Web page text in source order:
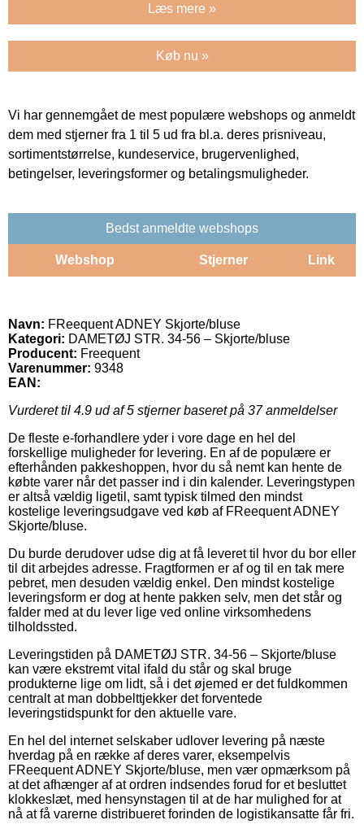
Læs mere »
Køb nu »
Vi har gennemgået de mest populære webshops og anmeldt
dem med stjerner fra 1 til 5 ud fra bl.a. deres prisniveau,
sortimentstørrelse, kundeservice, brugervenlighed,
betingelser, leveringsformer og betalingsmuligheder.
Bedst anmeldte webshops
Webshop Stjerner Link
Navn: FReequent ADNEY Skjorte/bluse
Kategori: DAMETØJ STR. 34-56 – Skjorte/bluse
Producent: Freequent
Varenummer: 9348
EAN:
Vurderet til 4.9 ud af 5 stjerner baseret på 37anmeldelser
De fleste e-forhandlere yder i vore dage en hel del
forskellige muligheder for levering. En af de populære er
efterhånden pakkeshoppen, hvor du så nemt kan hente de
købte varer når det passer ind i din kalender. Leveringstypen
er altså vældig ligetil, samt typisk tilmed den mindst
kostelige leveringsudgave ved køb af FReequent ADNEY
Skjorte/bluse.
Du burde derudover udse dig at få leveret til hvor du bor eller
til dit arbejdes adresse. Fragtformen er af og til en tak mere
pebret, men desuden vældig enkel. Den mindst kostelige
leveringsform er dog at hente pakken selv, men det står og
falder med at du lever lige ved online virksomhedens
tilholdssted.
Leveringstiden på DAMETØJ STR. 34-56 – Skjorte/bluse
kan være ekstremt vital ifald du står og skal bruge
produkterne lige om lidt, så i det øjemed er det fuldkommen
centralt at man dobbelttjekker det forventede
leveringstidspunkt for den aktuelle vare.
En hel del internet selskaber udlover levering på næste
hverdag på en række af deres varer, eksempelvis
FReequent ADNEY Skjorte/bluse, men vær opmærksom på
at det afhænger af at ordren indsendes forud for et besluttet
klokkeslæt, med hensynstagen til at de har mulighed for at
nå at få varerne distribueret forinden de logistikansatte får fri.